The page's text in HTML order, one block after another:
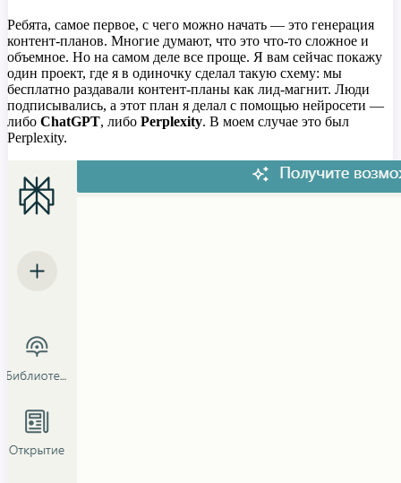
Ребята, самое первое, с чего можно начать — это генерация
контент-планов. Многие думают, что это что-то сложное и
объемное. Но на самом деле все проще. Я вам сейчас покажу
один проект, где я в одиночку сделал такую схему: мы
бесплатно раздавали контент-планы как лид-магнит. Люди
подписывались, а этот план я делал с помощью нейросети —
либо ChatGPT, либо Perplexity. В моем случае это был
Perplexity.